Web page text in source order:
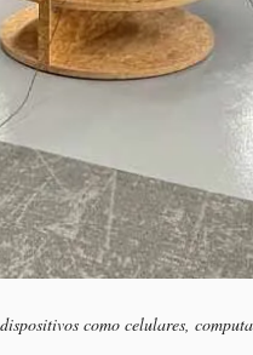
como celulares,